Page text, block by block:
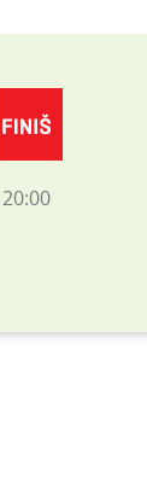
20:00